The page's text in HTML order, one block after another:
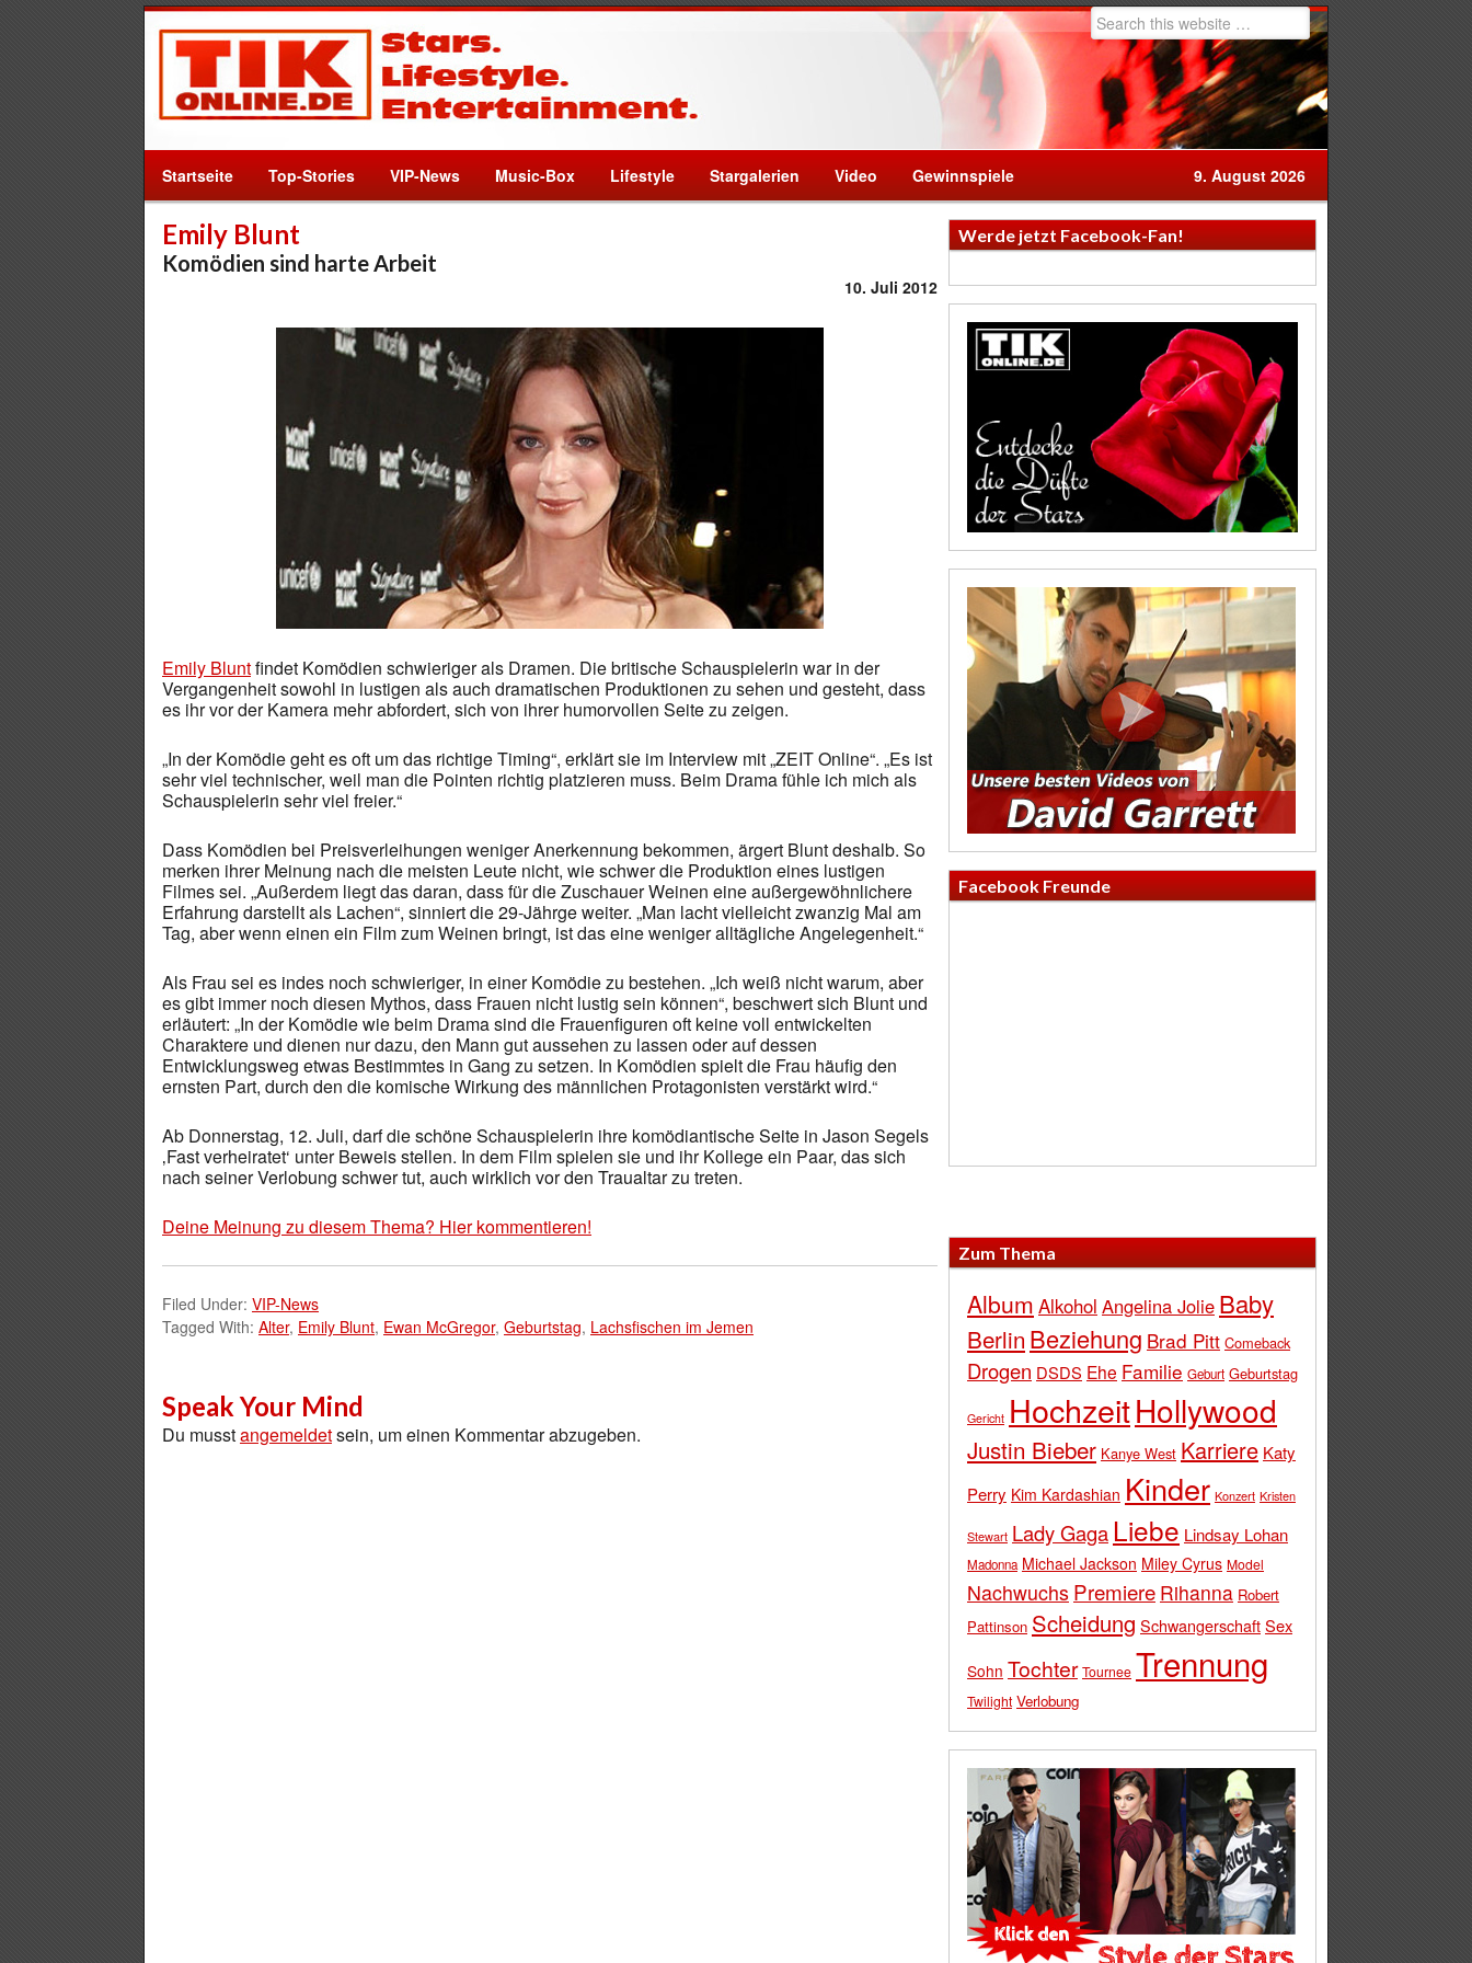
Startseite Top-Stories VIP-News Music-Box Lifestyle Stargalerien Video Gewinnspiele 9. August 2026
Emily Blunt
Komödien sind harte Arbeit
10. Juli 2012
Emily Bluntfindet Komödien schwieriger als Dramen. Die britische Schauspielerin war in der
Vergangenheit sowohl in lustigen als auch dramatischen Produktionen zu sehen und gesteht, dass
es ihr vor der Kamera mehr abfordert, sich von ihrer humorvollen Seite zu zeigen.
„In der Komödie geht es oft um das richtige Timing“, erklärt sie im Interview mit „ZEIT Online“. „Es ist
sehr viel technischer, weil man die Pointen richtig platzieren muss. Beim Drama fühle ich mich als
Schauspielerin sehr viel freier.“
Dass Komödien bei Preisverleihungen weniger Anerkennung bekommen, ärgert Blunt deshalb. So
merken ihrer Meinung nach die meisten Leute nicht, wie schwer die Produktion eines lustigen
Filmes sei. „Außerdem liegt das daran, dass für die Zuschauer Weinen eine außergewöhnlichere
Erfahrung darstellt als Lachen“, sinniert die 29-Jährge weiter. „Man lacht vielleicht zwanzig Mal am
Tag, aber wenn einen ein Film zum Weinen bringt, ist das eine weniger alltägliche Angelegenheit.“
Als Frau sei es indes noch schwieriger, in einer Komödie zu bestehen. „Ich weiß nicht warum, aber
es gibt immer noch diesen Mythos, dass Frauen nicht lustig sein können“, beschwert sich Blunt und
erläutert: „In der Komödie wie beim Drama sind die Frauenfiguren oft keine voll entwickelten
Charaktere und dienen nur dazu, den Mann gut aussehen zu lassen oder auf dessen
Entwicklungsweg etwas Bestimmtes in Gang zu setzen. In Komödien spielt die Frau häufig den
ernsten Part, durch den die komische Wirkung des männlichen Protagonisten verstärkt wird.“
Ab Donnerstag, 12. Juli, darf die schöne Schauspielerin ihre komödiantische Seite in Jason Segels
‚Fast verheiratet‘ unter Beweis stellen. In dem Film spielen sie und ihr Kollege ein Paar, das sich
nach seiner Verlobung schwer tut, auch wirklich vor den Traualtar zu treten.
Deine Meinung zu diesem Thema? Hier kommentieren!
Filed Under: VIP-News
Tagged With: Alter, Emily Blunt, Ewan McGregor, Geburtstag, Lachsfischen im Jemen
Speak Your Mind
Du musstangemeldetsein, um einen Kommentar abzugeben.
Werde jetzt Facebook-Fan!
Facebook Freunde
Zum Thema
Album Alkohol Angelina Jolie Baby
Berlin Beziehung Brad Pitt Comeback
Drogen DSDS Ehe Familie Geburt Geburtstag
Gericht HochzeitHollywood
Justin Bieber Kanye West Karriere Katy
Perry Kim Kardashian Kinder Konzert Kristen
Stewart Lady Gaga Liebe Lindsay Lohan
Madonna Michael Jackson Miley Cyrus Model
Nachwuchs Premiere Rihanna Robert
Pattinson Scheidung SchwangerschaftSex
Sohn Tochter Tournee Trennung
Twilight Verlobung